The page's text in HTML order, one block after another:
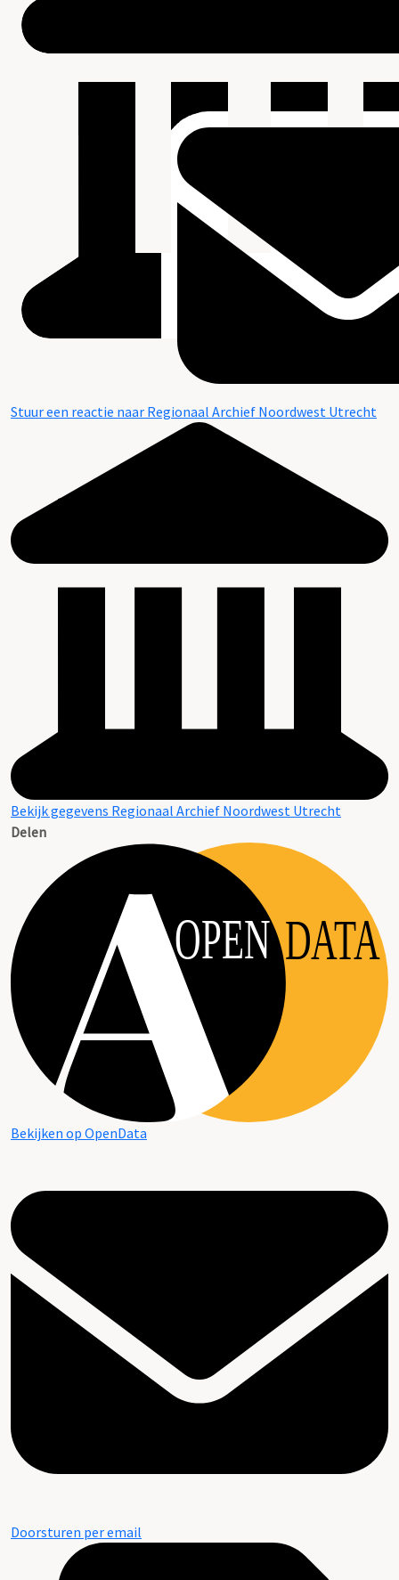
Stuur een reactie naar Regionaal Archief Noordwest Utrecht
Bekijk gegevens Regionaal Archief Noordwest Utrecht
Delen
OPEN DATA
Bekijken op OpenData
Doorsturen per email